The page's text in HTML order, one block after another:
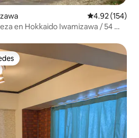
Calificación
4.92 (154)
en Hokkaido Iwamizawa / 54 ㎡